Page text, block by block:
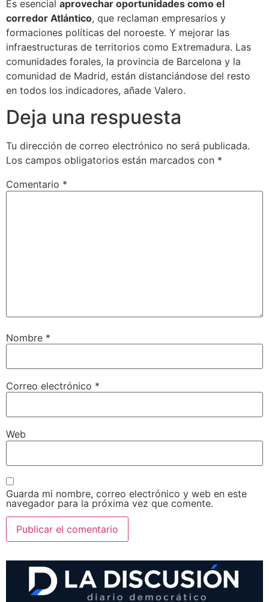
Es esencial aprovechar oportunidades como el
corredor Atlántico, que reclaman empresarios y
formaciones políticas del noroeste. Y mejorar las
infraestructuras de territorios como Extremadura. Las
comunidades forales, la provincia de Barcelona y la
comunidad de Madrid, están distanciándose del resto
en todos los indicadores, añade Valero.
Deja una respuesta
Tu dirección de correo electrónico no será publicada.
Los campos obligatorios están marcados con *
Comentario *
Nombre *
Correo electrónico *
Web
Guarda mi nombre, correo electrónico y web en este
navegador para la próxima vez que comente.